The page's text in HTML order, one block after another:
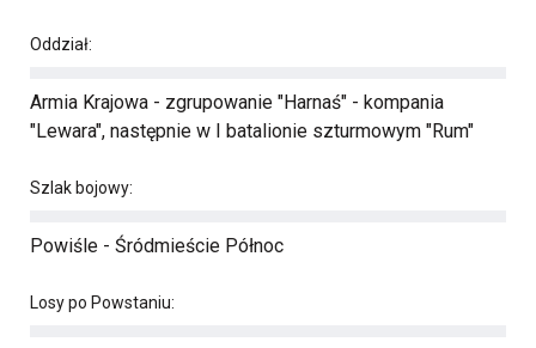
Oddział:
Armia Krajowa - zgrupowanie "Harnaś" - kompania
"Lewara", następnie w I batalionie szturmowym "Rum"
Szlak bojowy:
Powiśle - Śródmieście Północ
Losy po Powstaniu: